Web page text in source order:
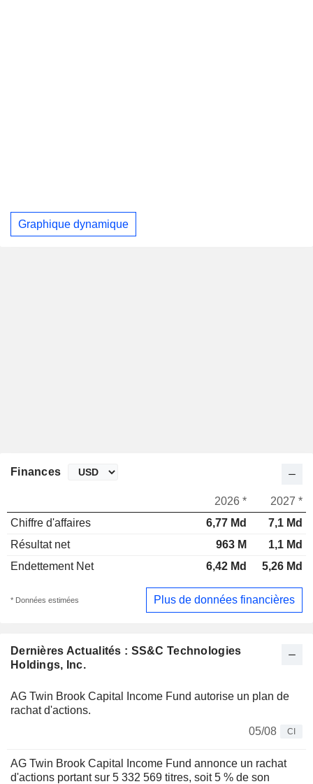
Graphique dynamique
Dernières Actualités : SS&C Technologies
Holdings, Inc.
AG Twin Brook Capital Income Fund autorise un plan de
rachat d'actions.
05/08
CI
AG Twin Brook Capital Income Fund annonce un rachat
d'actions portant sur 5 332 569 titres, soit 5 % de son
Finances
2026 *
2027 *
Chiffre d'affaires
6,77 Md
7,1 Md
Résultat net
963 M
1,1 Md
Endettement Net
6,42 Md 5,26 Md
* Données estimées Plus de données financières